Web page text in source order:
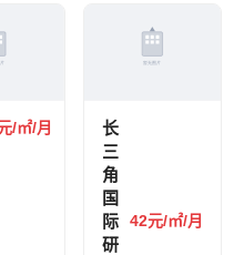
/㎡/月
长
三
角
国
际
研
42元/㎡/月